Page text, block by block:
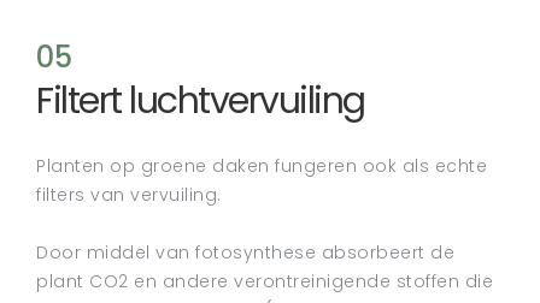
05
Filtert luchtvervuiling
Planten op groene daken fungeren ook als echte
filters van vervuiling.
Door middel van fotosynthese absorbeert de
plant CO2 en andere verontreinigende stoffen die